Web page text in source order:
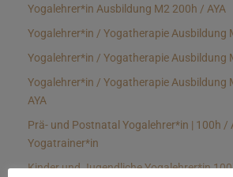
Yogalehrer*in Ausbildung M2 200h / AYA
Yogalehrer*in / Yogatherapie Ausbildung
Yogalehrer*in / Yogatherapie Ausbildung
Yogalehrer*in / Yogatherapie Ausbildung
AYA
Prä- und Postnatal Yogalehrer*in | 100h /
Yogatrainer*in
Kinder und Jugendliche Yogalehrer*in